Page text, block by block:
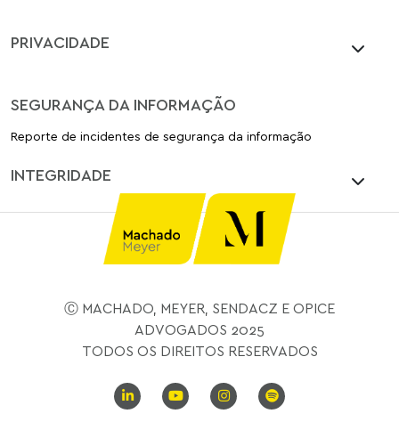
PRIVACIDADE
SEGURANÇA DA INFORMAÇÃO
Reporte de incidentes de segurança da informação
INTEGRIDADE
Ⓒ MACHADO, MEYER, SENDACZ E OPICE
ADVOGADOS 2025
TODOS OS DIREITOS RESERVADOS